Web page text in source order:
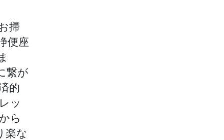
掃
便座
繋が
的
ッ
ら
楽な